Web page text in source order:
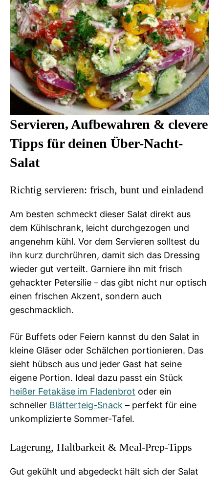
Servieren, Aufbewahren & clevere
Tipps für deinen Über-Nacht-
Salat
Richtig servieren: frisch, bunt und einladend
Am besten schmeckt dieser Salat direkt aus
dem Kühlschrank, leicht durchgezogen und
angenehm kühl. Vor dem Servieren solltest du
ihn kurz durchrühren, damit sich das Dressing
wieder gut verteilt. Garniere ihn mit frisch
gehackter Petersilie – das gibt nicht nur optisch
einen frischen Akzent, sondern auch
geschmacklich.
Für Buffets oder Feiern kannst du den Salat in
kleine Gläser oder Schälchen portionieren. Das
sieht hübsch aus und jeder Gast hat seine
eigene Portion. Ideal dazu passt ein Stück
heißer Fetakäse im Fladenbrot oder ein
schneller Blätterteig-Snack – perfekt für eine
unkomplizierte Sommer-Tafel.
Lagerung, Haltbarkeit & Meal-Prep-Tipps
Gut gekühlt und abgedeckt hält sich der Salat